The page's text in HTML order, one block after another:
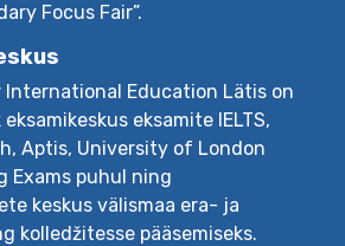
Focus Fair”.
Education Lätis on
eksamite IELTS,
Aptis, University of London
Exams puhul ning
keskus välismaa era- ja
kolledžitesse pääsemiseks.